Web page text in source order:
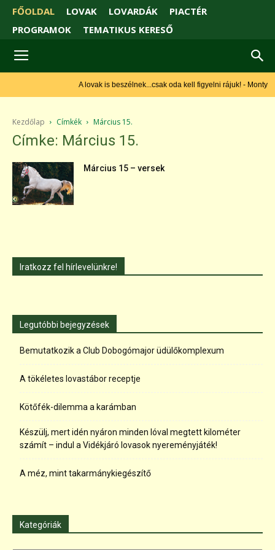
FŐOLDAL LOVAK LOVARDÁK
PIACTÉR
PROGRAMOK
TEMATIKUS KERESŐ
A lovak is beszélnek...csak oda kell figyelni rájuk! - Monty
Kezdőlap Címkék Március 15.
Címke: Március 15.
Március 15 – versek
Iratkozz fel hírlevelünkre!
Legutóbbi bejegyzések
Bemutatkozik a Club Dobogómajor üdülőkomplexum
A tökéletes lovastábor receptje
Kötőfék-dilemma a karámban
Készülj, mert idén nyáron minden lóval megtett kilométer
számít – indul a Vidékjáró lovasok nyereményjáték!
A méz, mint takarmánykiegészítő
Kategóriák